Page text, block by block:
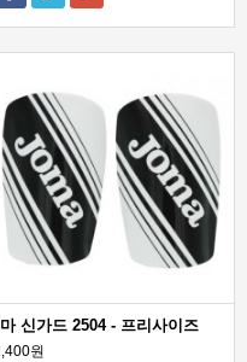
신가드 2504 - 프리사이즈
원